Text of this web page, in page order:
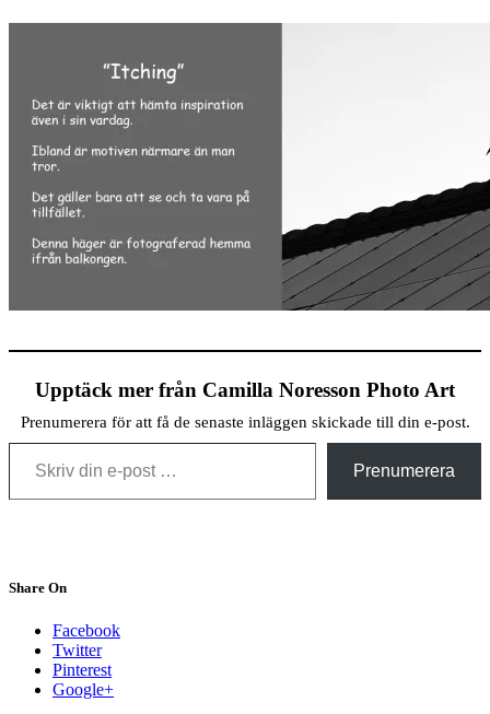
Upptäck mer från Camilla Noresson Photo Art
Prenumerera för att få de senaste inläggen skickade till din e-post.
Skriv din e-post …
Prenumerera
Share On
Facebook
Twitter
Pinterest
Google+